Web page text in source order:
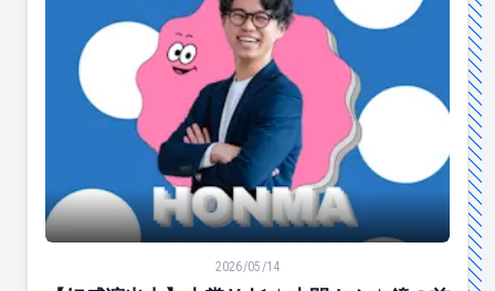
【好感演出力】大賞 Vol.1★本間さん★鏡の前でスイッチ
2026/05/14